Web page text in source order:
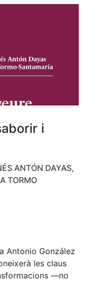
i
ANTÓN DAYAS,
TORMO
Antonio González
les claus
—no